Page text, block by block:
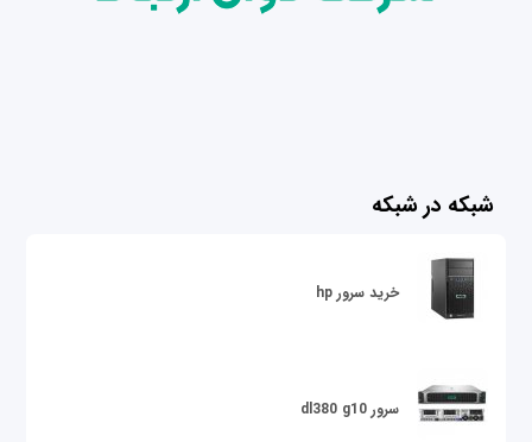
شبکه در شبکه
خرید سرور hp
سرور dl380 g10